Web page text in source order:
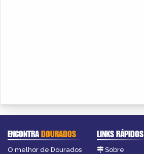
ENCONTRADOURADOS
O melhor de Dourados
LINKS RÁPIDOS
Sobre